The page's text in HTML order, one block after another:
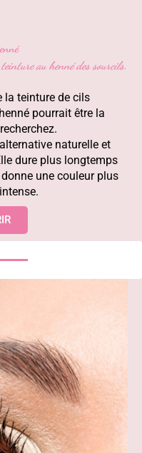
au henné des sourcils.
la teinture de cils
pourrait être la
naturelle et
dure plus longtemps
une couleur plus